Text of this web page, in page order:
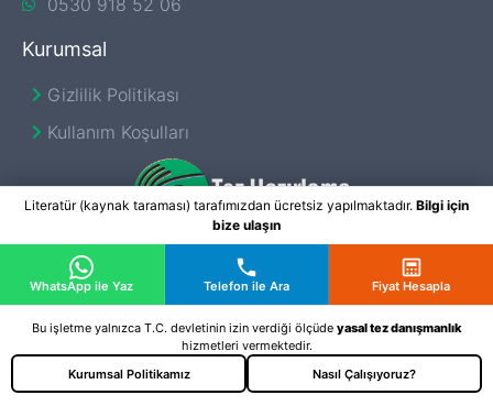
0530 918 52 06
Kurumsal
Gizlilik Politikası
Kullanım Koşulları
5846 sayılı Fikri ve Sanat Eserleri kanunu kapsamında, web
sitemiz üzerinden profesyonel bir şekilde tez danışmanlık
öğrencilerimizin başarılı olmalarını istiyoruz. Web sitemizde yazılan
yazılarımızı, SEO açısından daha geniş kitlelere ulaşmak adına
sitemize ekliyoruz. Sitemizdeki iletişim bilgilerini kullanarak, bizimle
Literatür (kaynak taraması) tarafımızdan ücretsiz yapılmaktadır. Bilgi için
bize ulaşın
WhatsApp ile Yaz Telefon ile Ara Fiyat Hesapla
Bu işletme yalnızca T.C. devletinin izin verdiği ölçüde yasal tez danışmanlık
hizmetleri vermektedir.
Kurumsal Politikamız
Nasıl Çalışıyoruz?